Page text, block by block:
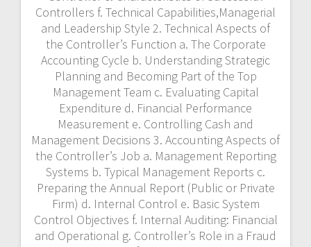
Systems(MIS) b. Traditional: Accounting,
Operations and Mgt. c. Office and Accounting
Support Systems d. Accounting System
Development Strategy 5. Leadership and the
Controller’s Path to Top Management a. Leader
vs. Manager Approach b. Leadership and
Managerial Skill Required c. Managing Top
Management Expectation d. Effective
Delegation & Team Work Building e. Selling Your
Ideas to Upper Management f. Thinking Out of
Box 6. Future Trends for the Controller a. The
Controller as Value Added Business Partner b.
Strategic Planning vs. Budgeting c. Strategic
Control vs. Transactional Control d. Business
Control vs. Performance Control e. Financial